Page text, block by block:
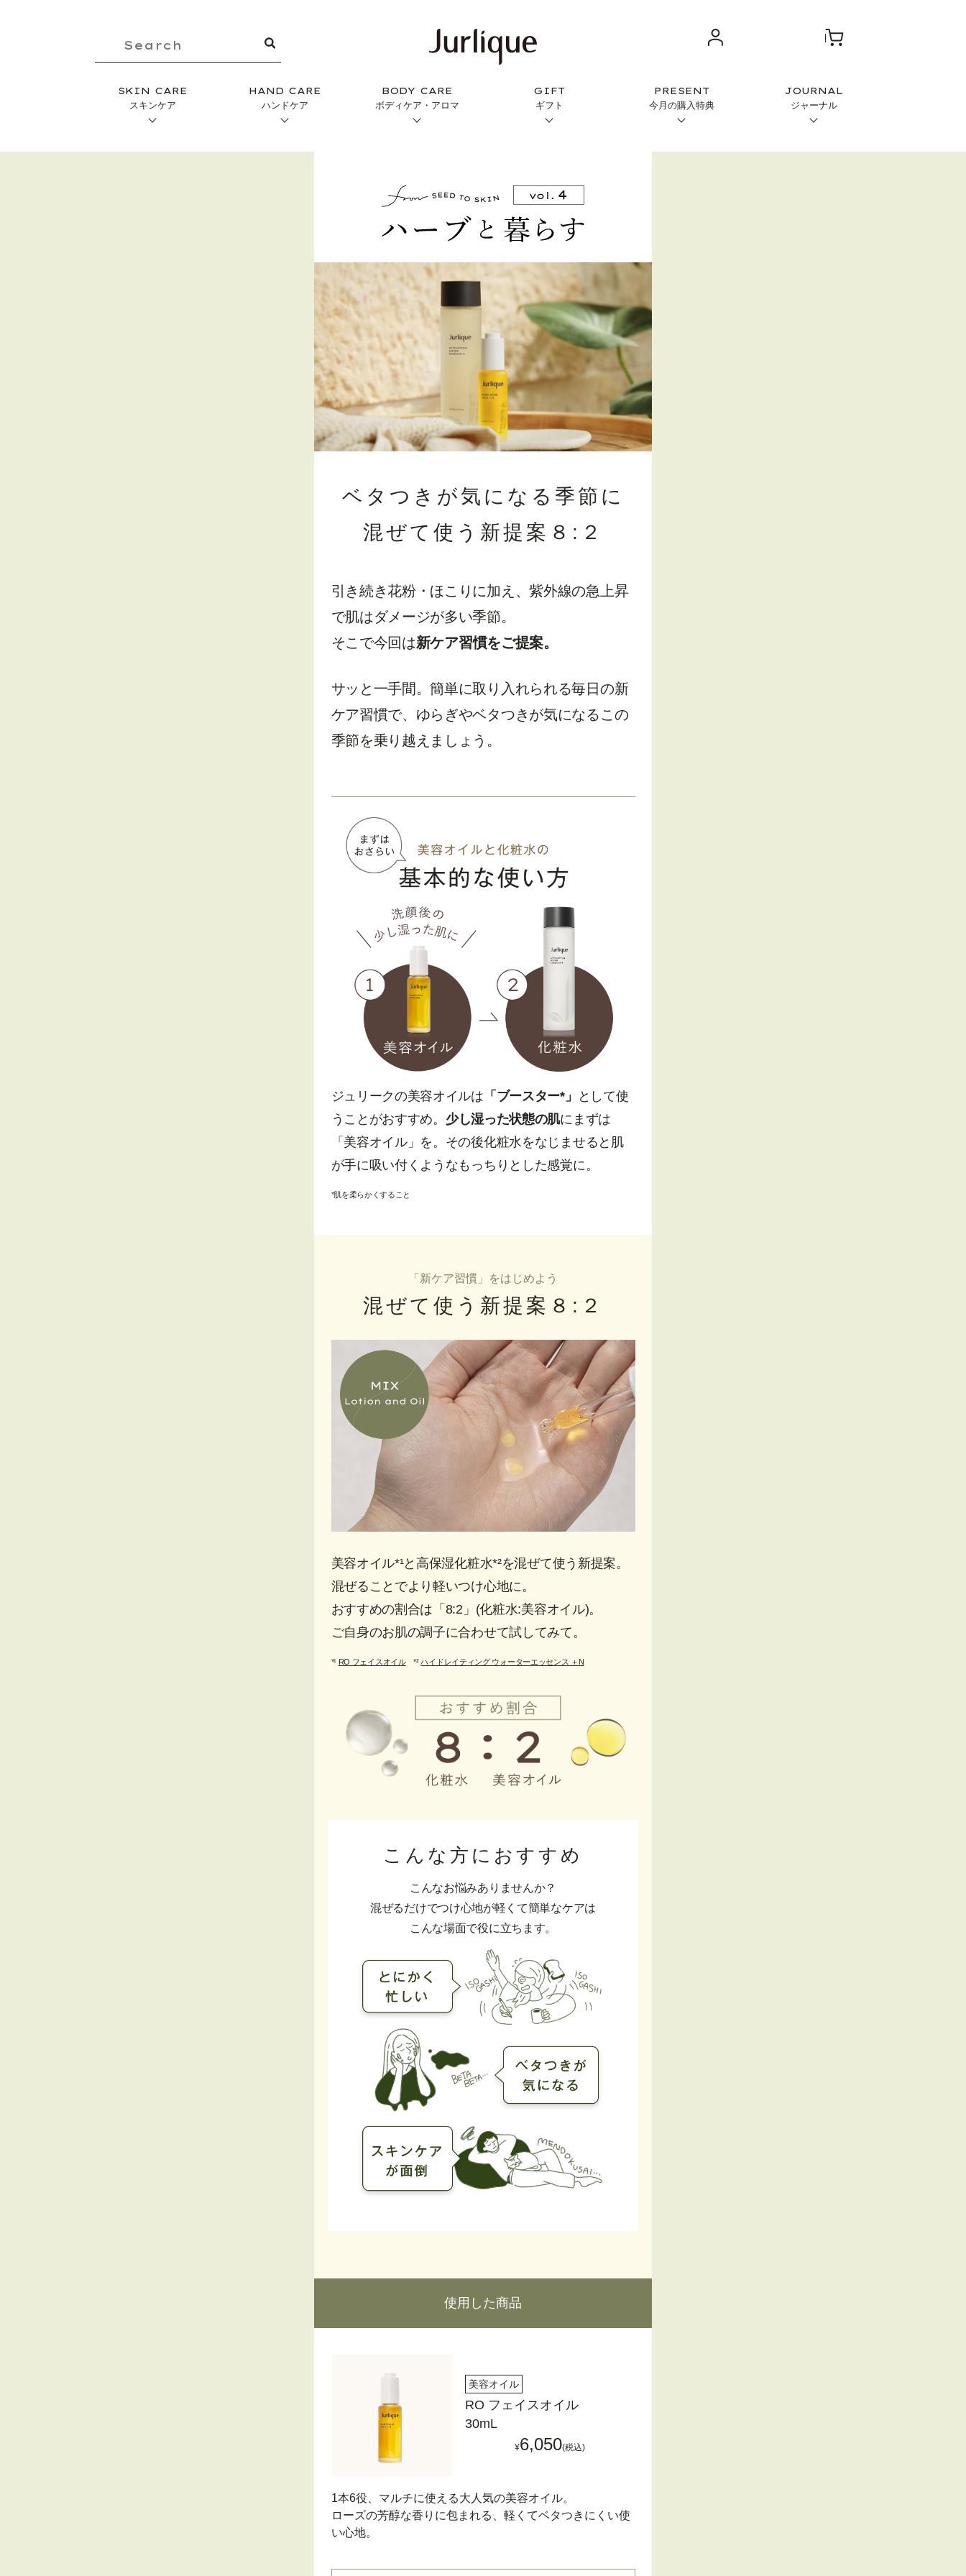
SKIN CARE
スキンケア
HAND CARE
ハンドケア
BODY CARE
ボディケア・アロマ
GIFT
ギフト
PRESENT
今月の購入特典
JOURNAL
ジャーナル
ベタつきが気になる季節に
混ぜて使う新提案８:２
引き続き花粉・ほこりに加え、紫外線の急上昇
で肌はダメージが多い季節。
そこで今回は新ケア習慣をご提案。
サッと一手間。簡単に取り入れられる毎日の新
ケア習慣で、ゆらぎやベタつきが気になるこの
季節を乗り越えましょう。
ジュリークの美容オイルは 「ブースター*」
として使
うことがおすすめ。 少し湿った状態の肌にまずは
「美容オイル」を。その後化粧水をなじませると肌
が手に吸い付くようなもっちりとした感覚に。
*肌を柔らかくすること
「新ケア習慣」をはじめよう
混ぜて使う新提案８:２
美容オイル*¹と高保湿化粧水*²を混ぜて使う新提案。
混ぜることでより軽いつけ心地に。
おすすめの割合は「8:2」(化粧水:美容オイル)。
ご自身のお肌の調子に合わせて試してみて。
*¹ RO フェイスオイル *²ハイドレイティング ウォーターエッセンス ＋N
こんな方におすすめ
こんなお悩みありませんか？
混ぜるだけでつけ心地が軽くて簡単なケアは
こんな場面で役に立ちます。
使用した商品
美容オイル
RO フェイスオイル
30mL
¥6,050(税込)
1本6役、マルチに使える大人気の美容オイル。
ローズの芳醇な香りに包まれる、軽くてベタつきにくい使
い心地。